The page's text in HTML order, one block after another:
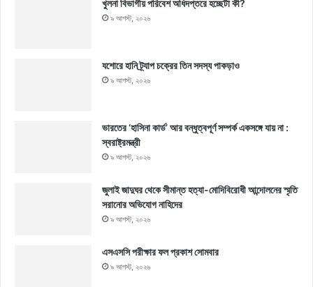
খুলনা বিভাগীয় পরিবেশ অধিদপ্তরে হচ্ছেটা কী?
৯ আগস্ট, ২০২৬
যশোরে হানি ট্র্যাপ চক্রের তিন সদস্য পাকড়াও
৯ আগস্ট, ২০২৬
ভারতের ‘হাসিনা কার্ড’ আর বন্ধুত্বপূর্ণ সম্পর্ক একসঙ্গে যায় না :
স্বরাষ্ট্রমন্ত্রী
৯ আগস্ট, ২০২৬
জুলাই জাদুঘর থেকে সীমান্ত হত্যা-মোদিবিরোধী আন্দোলনের স্মৃতি
সরানোর অভিযোগ নাহিদের
৯ আগস্ট, ২০২৬
এসএসসি পরীক্ষার ফল প্রকাশ সোমবার
৯ আগস্ট, ২০২৬